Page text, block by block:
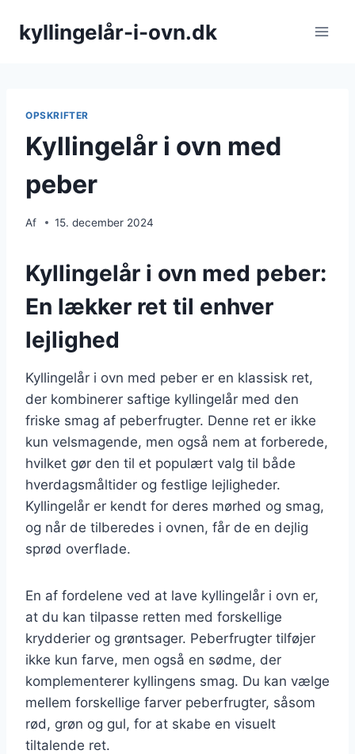
kyllingelår-i-ovn.dk
OPSKRIFTER
Kyllingelår i ovn med
peber
Af 15. december 2024
Kyllingelår i ovn med peber:
En lækker ret til enhver
lejlighed
Kyllingelår i ovn med peber er en klassisk ret,
der kombinerer saftige kyllingelår med den
friske smag af peberfrugter. Denne ret er ikke
kun velsmagende, men også nem at forberede,
hvilket gør den til et populært valg til både
hverdagsmåltider og festlige lejligheder.
Kyllingelår er kendt for deres mørhed og smag,
og når de tilberedes i ovnen, får de en dejlig
sprød overflade.
En af fordelene ved at lave kyllingelår i ovn er,
at du kan tilpasse retten med forskellige
krydderier og grøntsager. Peberfrugter tilføjer
ikke kun farve, men også en sødme, der
komplementerer kyllingens smag. Du kan vælge
mellem forskellige farver peberfrugter, såsom
rød, grøn og gul, for at skabe en visuelt
tiltalende ret.